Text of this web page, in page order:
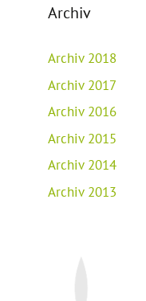
Archiv
Archiv 2018
Archiv 2017
Archiv 2016
Archiv 2015
Archiv 2014
Archiv 2013